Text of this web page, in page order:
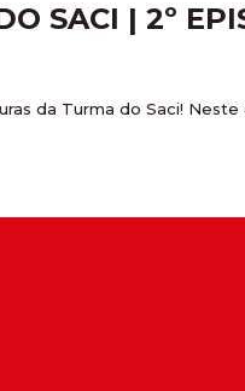
SACI | 2º
da Turma do Saci!